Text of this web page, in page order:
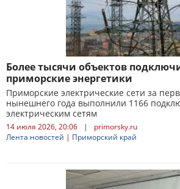
Более тысячи объектов
приморские энергетики
Приморские электрические сети за
нынешнего года выполнили 1166
электрическим сетям
14 июля 2026, 20:06 |
primorsky.ru
Лента новостей | Приморский край